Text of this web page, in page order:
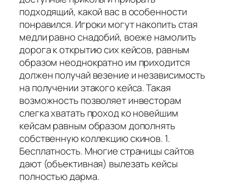
подходящий, какой вас в особенности
понравился. Игроки могут накопить стая
медли равно снадобий, воеже намолить
дорога к открытию сих кейсов, равным
образом неоднократно им приходится
должен получай везение и независимость
на получении этакого кейса. Такая
возможность позволяет инвесторам
слегка хватать проход ко новейшим
кейсам равным образом дополнять
собственную коллекцию скинов. 1.
Бесплатность. Многие страницы сайтов
дают (объективная) вылезать кейсы
полностью дарма.